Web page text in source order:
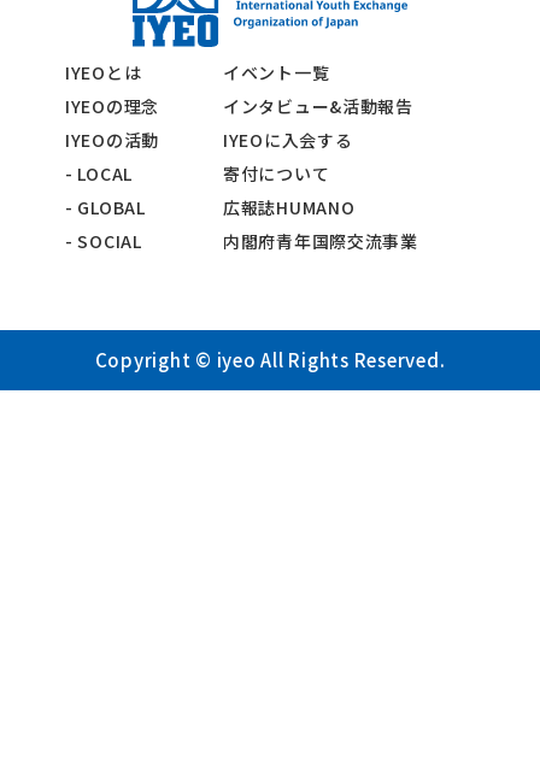
IYEOとは
イベント一覧
IYEOの理念
インタビュー&活動報告
IYEOの活動
IYEOに入会する
- LOCAL
寄付について
- GLOBAL
広報誌HUMANO
- SOCIAL
内閣府青年国際交流事業
Copyright © iyeo All Rights Reserved.